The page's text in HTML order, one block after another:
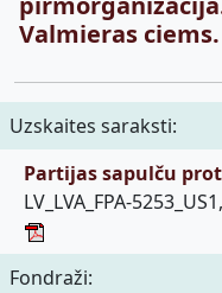
Valmieras ciems.
Uzskaites saraksti:
Partijas sapulču
LV_LVA_FPA-5253_US1,
Fondraži: